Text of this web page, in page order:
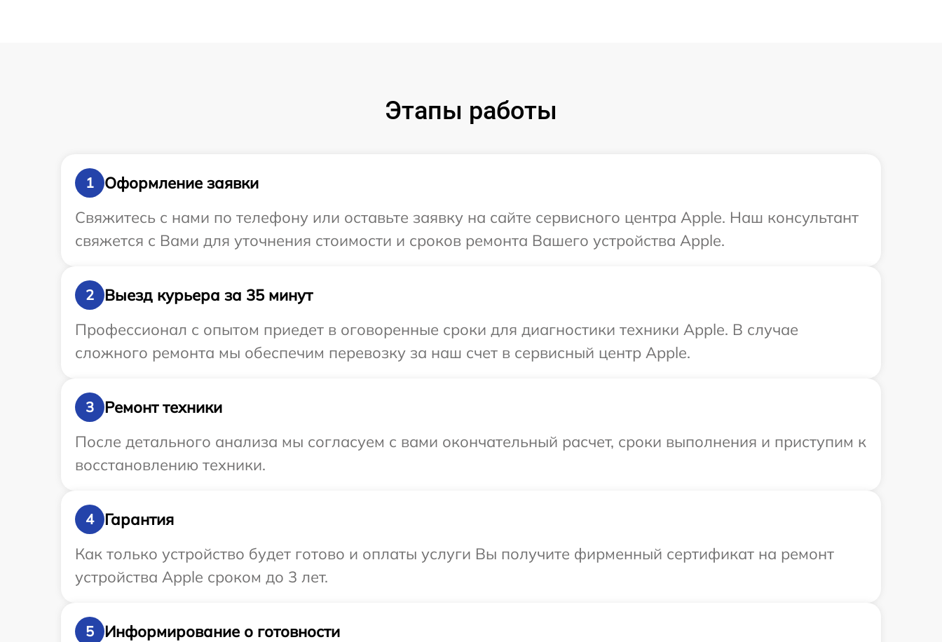
Этапы работы
1
Оформление заявки
Свяжитесь с нами по телефону или оставьте заявку на сайте сервисного центра Apple. Наш консультант
свяжется с Вами для уточнения стоимости и сроков ремонта Вашего устройства Apple.
2
Выезд курьера за 35 минут
Профессионал с опытом приедет в оговоренные сроки для диагностики техники Apple. В случае
сложного ремонта мы обеспечим перевозку за наш счет в сервисный центр Apple.
3
Ремонт техники
После детального анализа мы согласуем с вами окончательный расчет, сроки выполнения и приступим к
восстановлению техники.
4
Гарантия
Как только устройство будет готово и оплаты услуги Вы получите фирменный сертификат на ремонт
устройства Apple сроком до 3 лет.
5
Информирование о готовности